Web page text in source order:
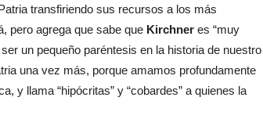
transfiriendo sus recursos a los más
pero agrega que sabe que Kirchner es “muy
un pequeño paréntesis en la historia de nuestro
una vez más, porque amamos profundamente
y llama “hipócritas” y “cobardes” a quienes la